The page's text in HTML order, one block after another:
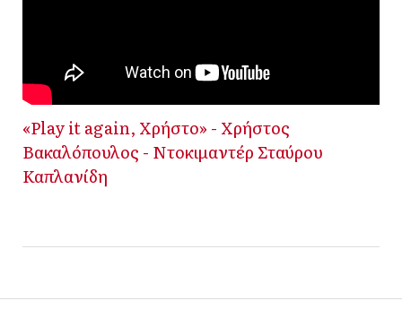
«Play it again, Χρήστο» - Χρήστος
Βακαλόπουλος - Ντοκιμαντέρ Σταύρου
Καπλανίδη